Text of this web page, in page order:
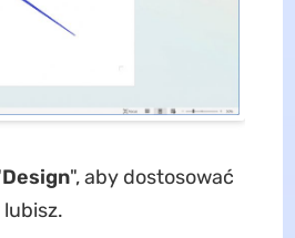
Design", aby dostosować
lubisz.